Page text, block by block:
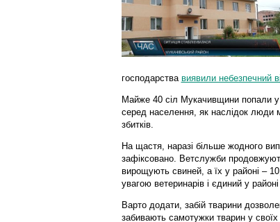
господарства виявили небезпечний
Майже 40 сіл Мукачивщини попали
серед населення, як наслідок люди
збитків.
На щастя, наразі більше жодного
зафіксовано. Ветслужби
вирощують свиней, а їх у районі –
увагою ветеринарів і єдиний у
Варто додати, забій тварини
забивають самотужки тварин у